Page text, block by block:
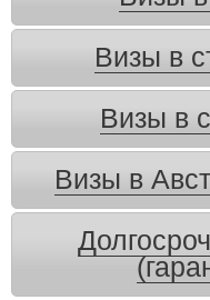
Визы в
Визы в
Визы в